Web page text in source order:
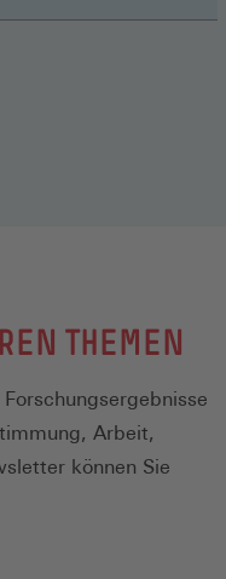
THEMEN
Arbeit,
können Sie